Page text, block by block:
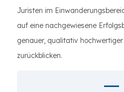
Juristen im
auf eine nachgewiesene
genauer, qualitativ
zurückblicken.